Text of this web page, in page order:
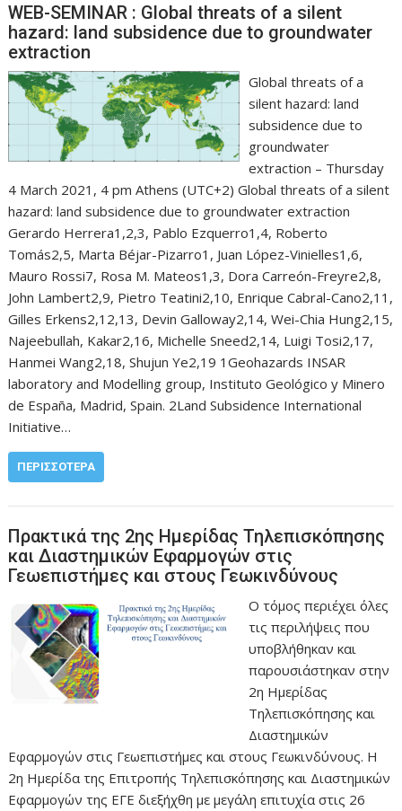
WEB-SEMINAR : Global threats of a silent
hazard: land subsidence due to groundwater
extraction
Global threats of a
silent hazard: land
subsidence due to
groundwater
extraction – Thursday
4 March 2021, 4 pm Athens (UTC+2) Global threats of a silent
hazard: land subsidence due to groundwater extraction
Gerardo Herrera1,2,3, Pablo Ezquerro1,4, Roberto
Tomás2,5, Marta Béjar-Pizarro1, Juan López-Vinielles1,6,
Mauro Rossi7, Rosa M. Mateos1,3, Dora Carreón-Freyre2,8,
John Lambert2,9, Pietro Teatini2,10, Enrique Cabral-Cano2,11,
Gilles Erkens2,12,13, Devin Galloway2,14, Wei-Chia Hung2,15,
Najeebullah, Kakar2,16, Michelle Sneed2,14, Luigi Tosi2,17,
Hanmei Wang2,18, Shujun Ye2,19 1Geohazards INSAR
laboratory and Modelling group, Instituto Geológico y Minero
de España, Madrid, Spain. 2Land Subsidence International
Initiative…
ΠΕΡΙΣΣΌΤΕΡΑ
Πρακτικά της 2ης Ημερίδας Τηλεπισκόπησης
και Διαστημικών Εφαρμογών στις
Γεωεπιστήμες και στους Γεωκινδύνους
Ο τόμος περιέχει όλες
τις περιλήψεις που
υποβλήθηκαν και
παρουσιάστηκαν στην
2η Ημερίδας
Τηλεπισκόπησης και
Διαστημικών
Εφαρμογών στις Γεωεπιστήμες και στους Γεωκινδύνους. Η
2η Ημερίδα της Επιτροπής Τηλεπισκόπησης και Διαστημικών
Εφαρμογών της ΕΓΕ διεξήχθη με μεγάλη επιτυχία στις 26